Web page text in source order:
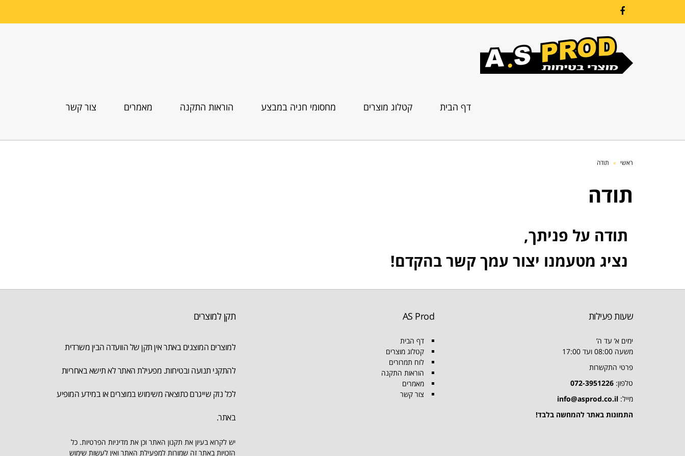
דף הבית קטלוג מוצרים מחסומי חניה במבצע הוראות התקנה מאמרים צור קשר
ראשי » תודה
תודה
תודה על פניתך,
נציג מטעמנו יצור עמך קשר בהקדם!
שעות פעילות
ימים א’ עד ה’
משעה 08:00 ועד 17:00
פרטי התקשרות
טלפון: 072-3951226
מייל: info@asprod.co.il
התמונות באתר להמחשה בלבד!
AS Prod
דף הבית
קטלוג מוצרים
לוח תמרורים
הוראות התקנה
מאמרים
צור קשר
תקן למוצרים
למוצרים המוצגים באתר אין תקן של הוועדה הבין משרדית
להתקני תנועה ובטיחות. מפעילת האתר לא תישא באחריות
לכל נזק שייגרם כתוצאה משימוש במוצרים או במידע המופיע
באתר.
יש לקרוא בעיון את תקנון האתר וכן את מדיניות הפרטיות. כל
הזכויות באתר זה שמורות למפעילת האתר ואין לעשות שימוש